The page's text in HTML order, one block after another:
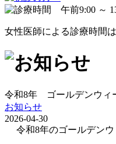
女性医師による診療時間は
令和8年 ゴールデンウィ
お知らせ
2026-04-30
令和8年のゴールデンウ